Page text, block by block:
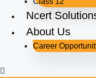
Ncert
About Us
Career